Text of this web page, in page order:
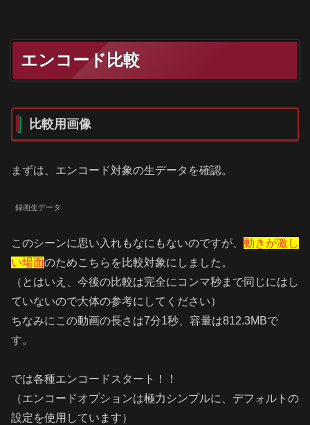
エンコード比較
比較用画像
まずは、エンコード対象の生データを確認。
録画生データ
このシーンに思い入れもなにもないのですが、 動きが激し
い場面のためこちらを比較対象にしました。
（とはいえ、今後の比較は完全にコンマ秒まで同じにはし
ていないので大体の参考にしてください）
ちなみにこの動画の長さは7分1秒、容量は812.3MBで
す。
では各種エンコードスタート！！
（エンコードオプションは極力シンプルに、デフォルトの
設定を使用しています）